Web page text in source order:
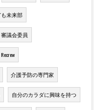
未来部
審議会委員
Recrew
介護予防の専門家
自分のカラダに興味を持つ